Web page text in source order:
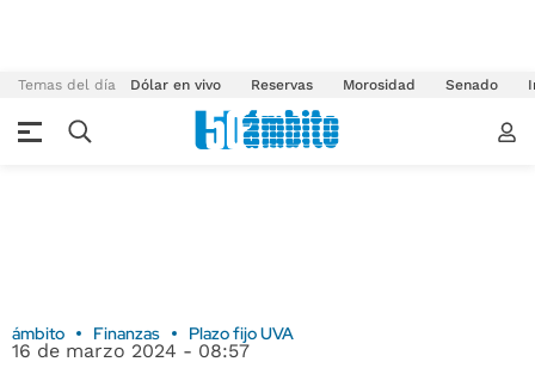
Temas del día Dólar en vivo Reservas Morosidad Senado
ámbito Finanzas Plazo fijo UVA
16 de marzo 2024 - 08:57